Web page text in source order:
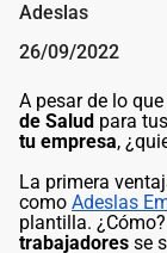
Adeslas
26/09/2022
A pesar de lo
de Salud para
tu empresa,
La primera
como Adeslas
plantilla.
trabajadores se